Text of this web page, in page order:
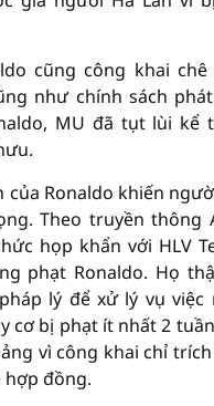
cũng công khai
như chính sách
MU đã tụt lùi kể
của Ronaldo khiến
Theo truyền thông
họp khẩn với HLV
phạt Ronaldo. Họ
lý để xử lý vụ việc
cơ bị phạt ít nhất 2
vì công khai chỉ trích
hợp đồng.